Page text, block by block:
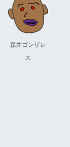
森井ゴンザレ
ス